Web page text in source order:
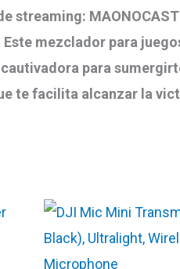
streaming:
mezclador para
para
te facilita alcanzar la